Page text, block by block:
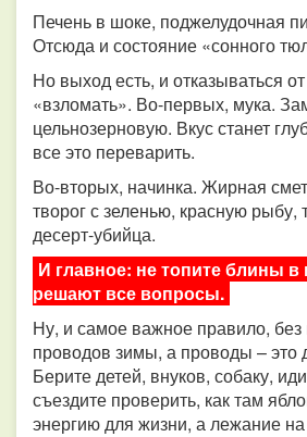
Печень в шоке, поджелудочная
Отсюда и состояние «сонного
Но выход есть, и отказываться
«взломать». Во-первых, мука.
цельнозерновую. Вкус станет
все это переварить.
Во-вторых, начинка. Жирная
творог с зеленью, красную
десерт-убийца.
И главное: не топите блины
решают все вопросы.
Ну, и самое важное правило, без
проводов зимы, а проводы – это
Берите детей, внуков, собаку,
съездите проверить, как там
энергию для жизни, а лежание